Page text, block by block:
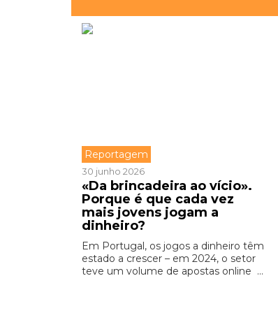
Reportagem
30 junho 2026
«Da brincadeira ao vício».
Porque é que cada vez
mais jovens jogam a
dinheiro?
Em Portugal, os jogos a dinheiro têm
estado a crescer – em 2024, o setor
teve um volume de apostas online ...